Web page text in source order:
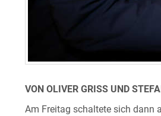
VON OLIVER GRISS UND
Am Freitag schaltete sich dann